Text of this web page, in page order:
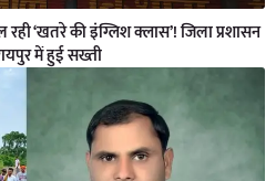
‘खतरे की इंग्लिश क्लास’! जिला प्रशासन
में हुई सख्ती